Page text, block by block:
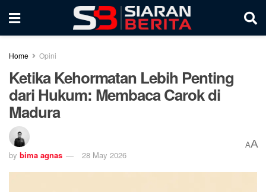
Home Opini
Ketika Kehormatan Lebih Penting
dari Hukum: Membaca Carok di
Madura
by bima agnas 28 May 2026
AA